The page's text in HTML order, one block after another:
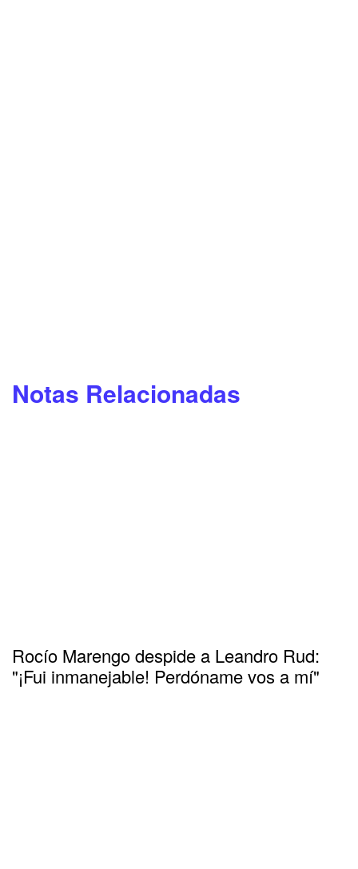
Notas Relacionadas
Rocío Marengo despide a Leandro Rud:
"¡Fui inmanejable! Perdóname vos a mí"